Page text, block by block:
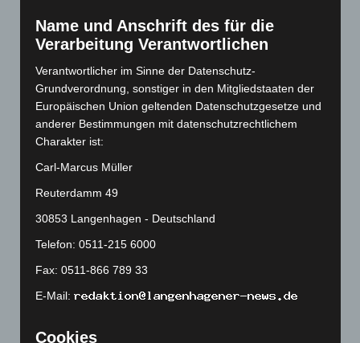
März 2023
(174)
Februar 2023(154)
Januar 2023(140)
Dezember 2022(130)
November 2022(167)
Oktober 2022(166)
September 2022(205)
August 2022
(166)
Juli 2022 (133)
Februar 2022
Name und Anschrift des für die
Verarbeitung Verantwortlichen
Verantwortlicher im Sinne der Datenschutz-
Grundverordnung, sonstiger in den Mitgliedstaaten der
Europäischen Union geltenden Datenschutzgesetze und
anderer Bestimmungen mit datenschutzrechtlichem
Charakter ist:
Carl-Marcus Müller
Reuterdamm 49
30853 Langenhagen - Deutschland
Telefon: 0511-215 6000
Fax: 0511-866 789 33
E-Mail:
Cookies